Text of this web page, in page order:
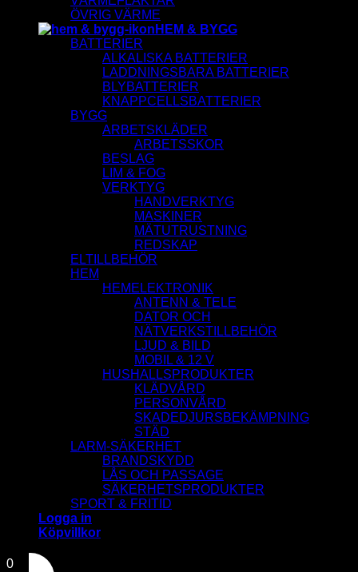
ÖVRIG VÄRME
HEM & BYGG
BATTERIER
ALKALISKA BATTERIER
LADDNINGSBARA BATTERIER
BLYBATTERIER
KNAPPCELLSBATTERIER
BYGG
ARBETSKLÄDER
ARBETSSKOR
BESLAG
LIM & FOG
VERKTYG
HANDVERKTYG
MASKINER
MÄTUTRUSTNING
REDSKAP
ELTILLBEHÖR
HEM
HEMELEKTRONIK
ANTENN & TELE
DATOR OCH
NÄTVERKSTILLBEHÖR
LJUD & BILD
MOBIL & 12 V
HUSHALLSPRODUKTER
KLÄDVÅRD
PERSONVÅRD
SKADEDJURSBEKÄMPNING
STÄD
LARM-SÄKERHET
BRANDSKYDD
LÅS OCH PASSAGE
SÄKERHETSPRODUKTER
SPORT & FRITID
Logga in
Köpvillkor
0